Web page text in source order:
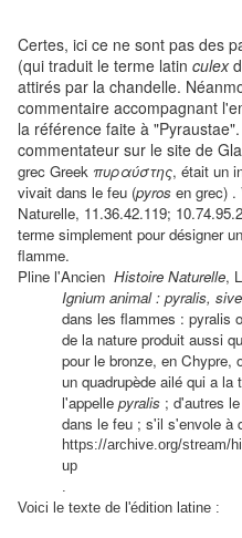
Certes, ici ce ne sont pas des
(qui traduit le terme latin culex
attirés par la chandelle.
commentaire accompagnant
la référence faite à
commentateur sur le site de
grec Greek πυραύστης, était un
vivait dans le feu (pyros en grec) .
Naturelle, 11.36.42.119;
terme simplement pour désigner
flamme.
Pline l'Ancien Histoire Naturelle,
Ignium animal : pyralis,
dans les flammes : pyralis
de la nature produit aussi
pour le bronze, en Chypre,
un quadrupède ailé qui a
l'appelle pyralis ; d'autres
dans le feu ; s'il s'envole à
https://archive.org/stream/
up
.
Voici le texte de l'édition latine :